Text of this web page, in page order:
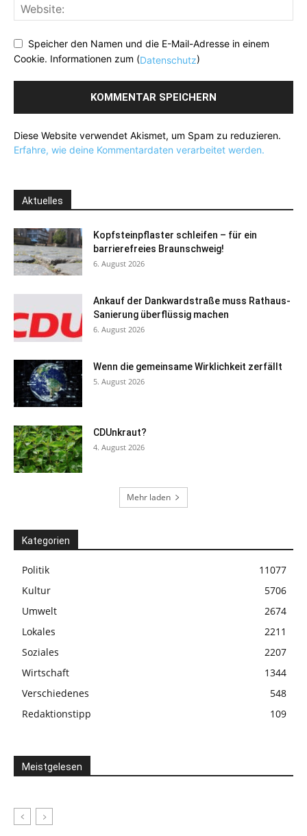
Speicher den Namen und die E-Mail-Adresse in einem
Cookie. Informationen zum (Datenschutz)
Diese Website verwendet Akismet, um Spam zu reduzieren.
Erfahre, wie deine Kommentardaten verarbeitet werden.
Aktuelles
Kopfsteinpflaster schleifen – für ein
barrierefreies Braunschweig!
6. August 2026
Ankauf der Dankwardstraße muss Rathaus-
Sanierung überflüssig machen
6. August 2026
Wenn die gemeinsame Wirklichkeit zerfällt
5. August 2026
CDUnkraut?
4. August 2026
Mehr laden
Kategorien
Politik
11077
Kultur
5706
Umwelt
2674
Lokales
2211
Soziales
2207
Wirtschaft
1344
Verschiedenes
548
Redaktionstipp
109
Meistgelesen